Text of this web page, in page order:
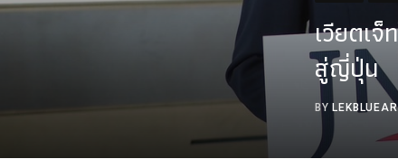
เวียตเ
สู่ญี่ปุ่น
BY